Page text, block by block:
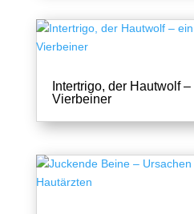
Intertrigo, der Hautwolf
Vierbeiner